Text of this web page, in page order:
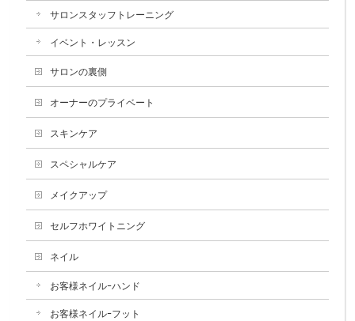
サロンスタッフトレーニング
イベント・レッスン
サロンの裏側
オーナーのプライベート
スキンケア
スペシャルケア
メイクアップ
セルフホワイトニング
ネイル
お客様ネイルｰハンド
お客様ネイルｰフット